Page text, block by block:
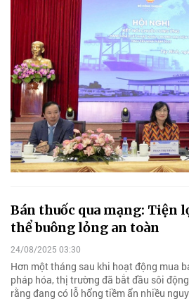
Bán thuốc qua mạng: Tiện
thể buông lỏng an toàn
24/08/2025 03:30
Hơn một tháng sau khi hoạt động mua
pháp hóa, thị trường đã bắt đầu sôi
rằng đang có lỗ hổng tiềm ẩn nhiều